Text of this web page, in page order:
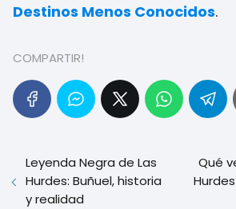
Destinos Menos Conocidos.
COMPARTIR!
Leyenda Negra de Las
Hurdes: Buñuel, historia
y realidad
Qué